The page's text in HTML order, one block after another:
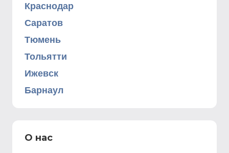
Краснодар
Саратов
Тюмень
Тольятти
Ижевск
Барнаул
О нас